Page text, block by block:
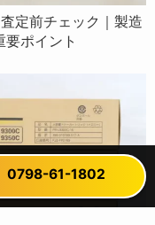
定前チェック｜製造
ポイント
0798-61-1802
0798-61-1802